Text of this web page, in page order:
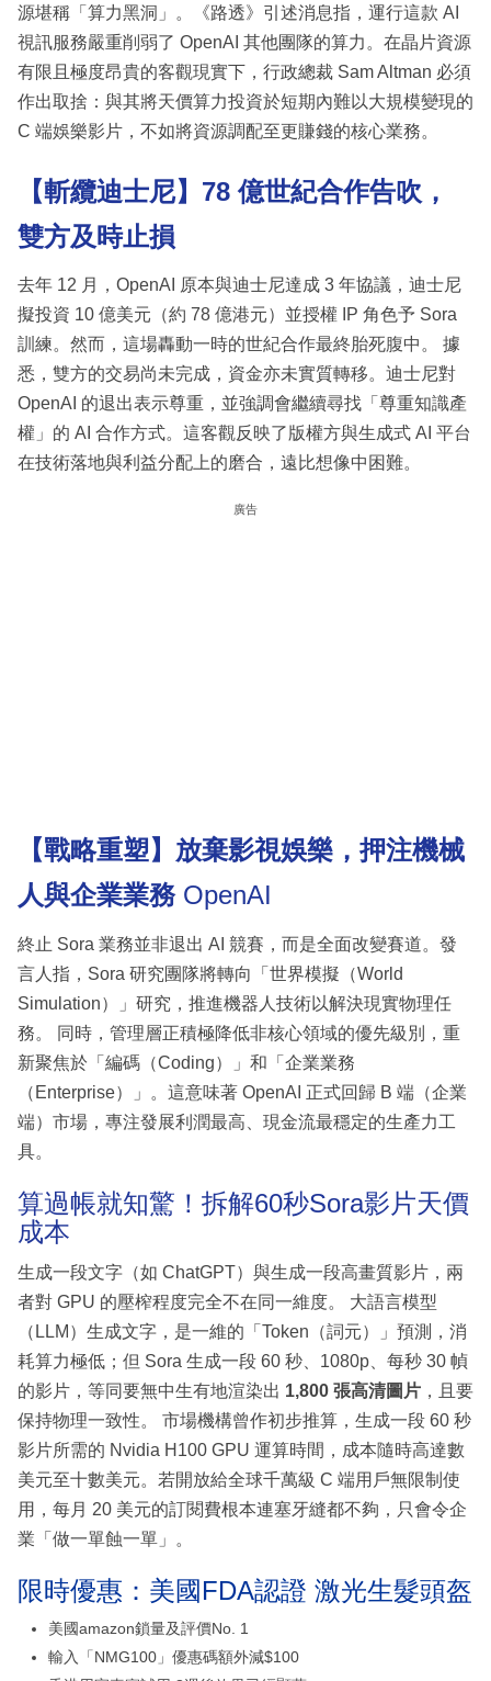
源堪稱「算力黑洞」。《路透》引述消息指，運行這款 AI
視訊服務嚴重削弱了 OpenAI 其他團隊的算力。在晶片資源
有限且極度昂貴的客觀現實下，行政總裁 Sam Altman 必須
作出取捨：與其將天價算力投資於短期內難以大規模變現的
C 端娛樂影片，不如將資源調配至更賺錢的核心業務。
【斬纜迪士尼】78 億世紀合作告吹，
雙方及時止損
去年 12 月，OpenAI 原本與迪士尼達成 3 年協議，迪士尼
擬投資 10 億美元（約 78 億港元）並授權 IP 角色予 Sora
訓練。然而，這場轟動一時的世紀合作最終胎死腹中。 據
悉，雙方的交易尚未完成，資金亦未實質轉移。迪士尼對
OpenAI 的退出表示尊重，並強調會繼續尋找「尊重知識產
權」的 AI 合作方式。這客觀反映了版權方與生成式 AI 平台
在技術落地與利益分配上的磨合，遠比想像中困難。
廣告
【戰略重塑】放棄影視娛樂，押注機械
人與企業業務OpenAI
終止 Sora 業務並非退出 AI 競賽，而是全面改變賽道。發
言人指，Sora 研究團隊將轉向「世界模擬（World
Simulation）」研究，推進機器人技術以解決現實物理任
務。 同時，管理層正積極降低非核心領域的優先級別，重
新聚焦於「編碼（Coding）」和「企業業務
（Enterprise）」。這意味著 OpenAI 正式回歸 B 端（企業
端）市場，專注發展利潤最高、現金流最穩定的生產力工
具。
算過帳就知驚！拆解60秒Sora影片天價
成本
生成一段文字（如 ChatGPT）與生成一段高畫質影片，兩
者對 GPU 的壓榨程度完全不在同一維度。 大語言模型
（LLM）生成文字，是一維的「Token（詞元）」預測，消
耗算力極低；但 Sora 生成一段 60 秒、1080p、每秒 30 幀
的影片，等同要無中生有地渲染出 1,800 張高清圖片 ，且要
保持物理一致性。 市場機構曾作初步推算，生成一段 60 秒
影片所需的 Nvidia H100 GPU 運算時間，成本隨時高達數
美元至十數美元。若開放給全球千萬級 C 端用戶無限制使
用，每月 20 美元的訂閱費根本連塞牙縫都不夠，只會令企
業「做一單蝕一單」。
限時優惠：美國FDA認證 激光生髮頭盔
美國amazon鎖量及評價No. 1
輸入「NMG100」優惠碼額外減$100